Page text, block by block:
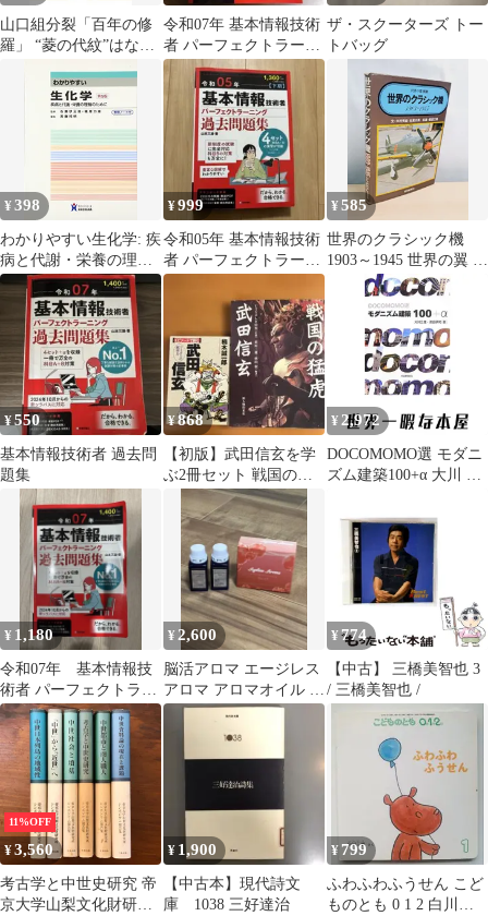
山口組分裂「百年の修
羅」 “菱の代紋”はなぜ
雄(1959〜)
令和07年 基本情報技術
者 パーフェクトラーニ
ング過去問題集
ザ・スクーターズ トー
トバッグ
¥398
わかりやすい生化学: 疾
病と代謝・栄養の理解
のために 石黒伊三雄;
篠原力雄
¥999
令和05年 基本情報技術
者 パーフェクトラーニ
ング過去問題集
¥585
世界のクラシック機
1903～1945 世界の翼 別
冊 木村秀政 佐貫亦男
柴田三雄 朝日新聞社
¥550
基本情報技術者 過去問
題集
¥868
【初版】武田信玄を学
ぶ2冊セット 戦国の猛
虎武田信玄/エピソード
で読む武田信玄
¥ 2,972
DOCOMOMO選 モダニ
ズム建築100+α 大川 三
¥ 1,180
令和07年 基本情報技
術者 パーフェクトラー
ニング 過去問題集
¥ 2,600
脳活アロマ エージレス
アロマ アロマオイル エ
ッセンシャルオイル
¥ 774
【中古】 三橋美智也 3
/ 三橋美智也 /
11%OFF
¥3,560
考古学と中世史研究 帝
京大学山梨文化財研究
¥ 1,900
【中古本】現代詩文
庫 1038 三好達治
¥ 799
ふわふわふうせん こど
ものとも 0 1 2 白川三